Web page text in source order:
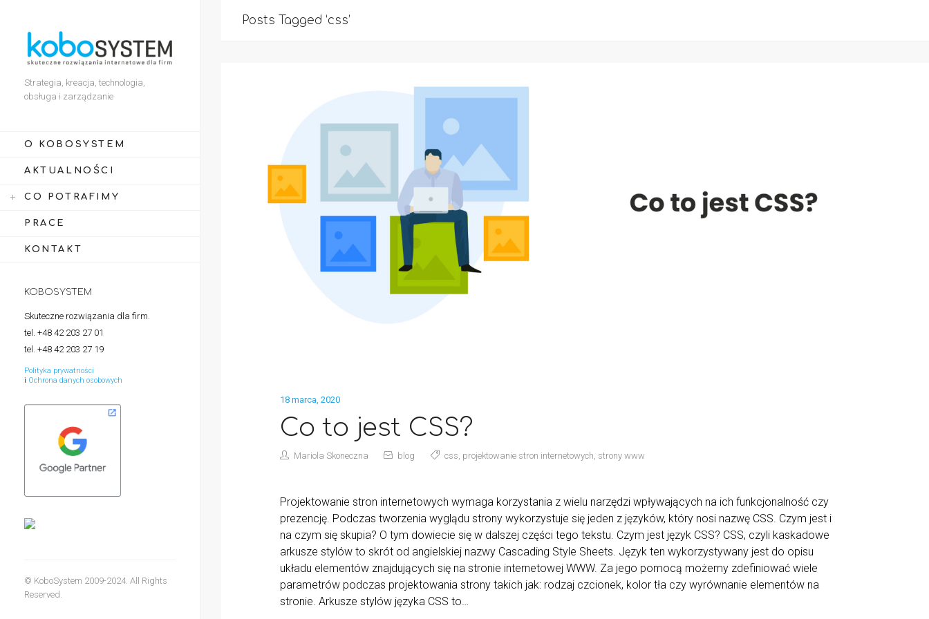
Strategia, kreacja, technologia,
obsługa i zarządzanie
O KOBOSYSTEM
AKTUALNOŚCI
CO POTRAFIMY
PRACE
KONTAKT
KOBOSYSTEM
Skuteczne rozwiązania dla firm.
tel. +48 42 203 27 01
tel. +48 42 203 27 19
Polityka prywatności
i Ochrona danych osobowych
© KoboSystem 2009-2024. All Rights
Reserved.
Posts Tagged ‘css’
18 marca, 2020
Co to jest CSS?
Mariola Skoneczna blog css, projektowanie stron internetowych, strony www
Projektowanie stron internetowych wymaga korzystania z wielu narzędzi wpływających na ich funkcjonalność czy
prezencję. Podczas tworzenia wyglądu strony wykorzystuje się jeden z języków, który nosi nazwę CSS. Czym jest i
na czym się skupia? O tym dowiecie się w dalszej części tego tekstu. Czym jest język CSS? CSS, czyli kaskadowe
arkusze stylów to skrót od angielskiej nazwy Cascading Style Sheets. Język ten wykorzystywany jest do opisu
układu elementów znajdujących się na stronie internetowej WWW. Za jego pomocą możemy zdefiniować wiele
parametrów podczas projektowania strony takich jak: rodzaj czcionek, kolor tła czy wyrównanie elementów na
stronie. Arkusze stylów języka CSS to…